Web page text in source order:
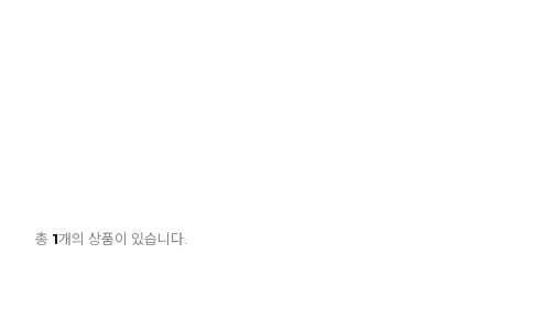
총 1개의 상품이 있습니다.